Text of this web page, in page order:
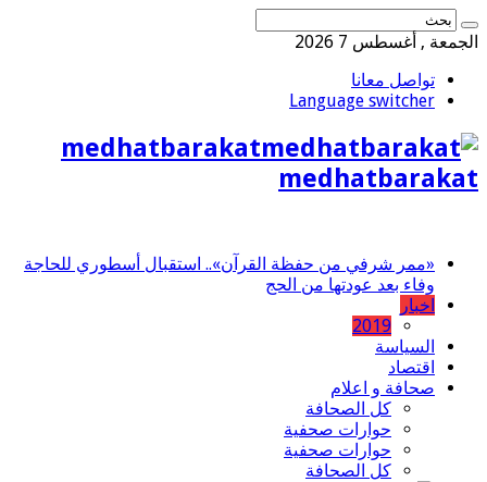
الجمعة , أغسطس 7 2026
تواصل معانا
Language switcher
medhatbarakat
medhatbarakat
«ممر شرفي من حفظة القرآن».. استقبال أسطوري للحاجة
وفاء بعد عودتها من الحج
اخبار
2019
السياسة
اقتصاد
صحافة و اعلام
كل الصحافة
حوارات صحفية
حوارات صحفية
كل الصحافة